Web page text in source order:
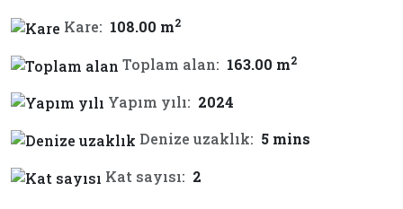
Kare: 108.00 m2
Toplam alan: 163.00 m2
Yapım yılı: 2024
Denize uzaklık: 5 mins
Kat sayısı: 2